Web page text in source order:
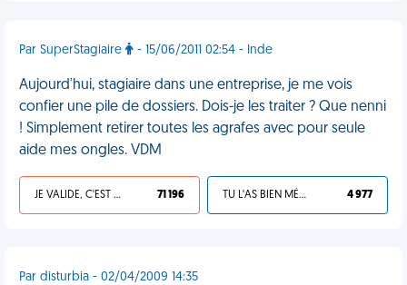
Par SuperStagiaire - 15/06/2011 02:54 - Inde
Aujourd'hui, stagiaire dans une entreprise, je me vois
confier une pile de dossiers. Dois-je les traiter ? Que nenni
! Simplement retirer toutes les agrafes avec pour seule
aide mes ongles. VDM
JE VALIDE, C'EST UNE VDM 71 196 TU L'AS BIEN MÉRITÉ 4 977
Par disturbia - 02/04/2009 14:35